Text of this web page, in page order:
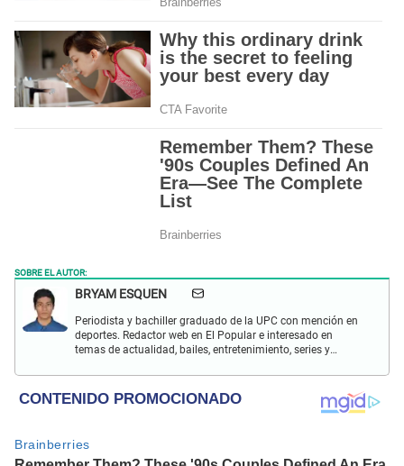
SOBRE EL AUTOR:
BRYAM ESQUEN
Periodista y bachiller graduado de la UPC con mención en
deportes. Redactor web en El Popular e interesado en
temas de actualidad, bailes, entretenimiento, series y